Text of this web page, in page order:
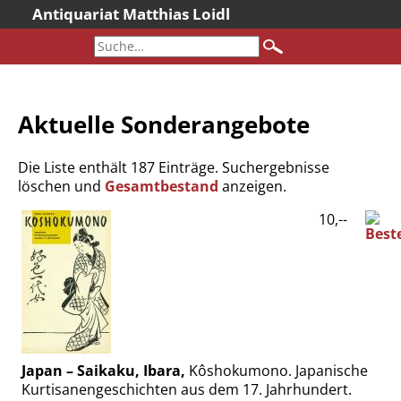
Antiquariat Matthias Loidl
Aktuelles
Neueingänge
Gesamtbestand
Sonderangebote
Katalogarchiv
Newsletter
Über uns
Kontakt
Warenkorb
Versandkosten
AGB
Aktuelle Sonderangebote
Die Liste enthält 187 Einträge. Suchergebnisse
löschen und Gesamtbestand anzeigen.
Japan – Saikaku, Ibara, Kôshokumono. Japanische
Kurtisanengeschichten aus dem 17. Jahrhundert.
10,--